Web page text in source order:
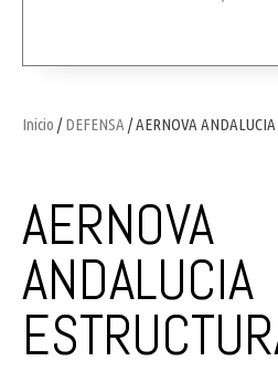
Inicio /DEFENSA / AERNOVA ANDALUCIA
AERNOVA
ANDALUCIA